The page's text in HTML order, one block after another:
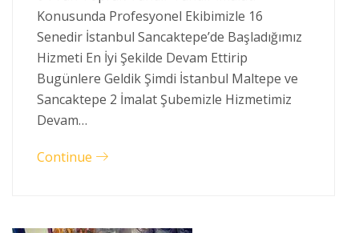
Konusunda Profesyonel Ekibimizle 16
Senedir İstanbul Sancaktepe’de Başladığımız
Hizmeti En İyi Şekilde Devam Ettirip
Bugünlere Geldik Şimdi İstanbul Maltepe ve
Sancaktepe 2 İmalat Şubemizle Hizmetimiz
Devam…
Continue